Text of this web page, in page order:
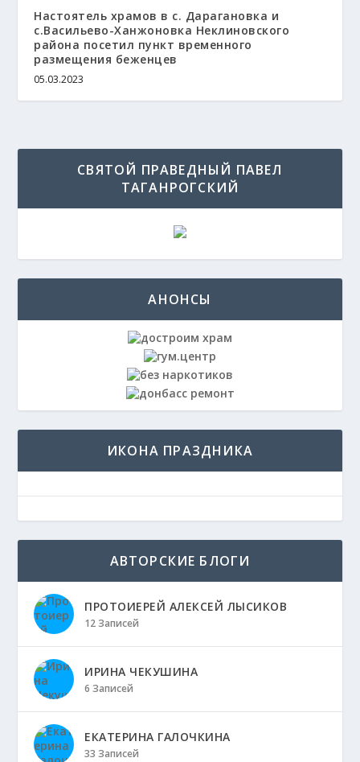
Настоятель храмов в с. Дарагановка и
с.Васильево-Ханжоновка Неклиновского
района посетил пункт временного
размещения беженцев
05.03.2023
СВЯТОЙ ПРАВЕДНЫЙ ПАВЕЛ
ТАГАНРОГСКИЙ
АНОНСЫ
ИКОНА ПРАЗДНИКА
АВТОРСКИЕ БЛОГИ
ПРОТОИЕРЕЙ АЛЕКСЕЙ ЛЫСИКОВ
12 Записей
ИРИНА ЧЕКУШИНА
6 Записей
ЕКАТЕРИНА ГАЛОЧКИНА
33 Записей